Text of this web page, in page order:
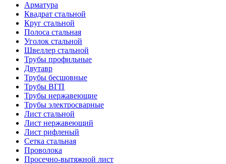
Арматура
Квадрат стальной
Круг стальной
Полоса стальная
Уголок стальной
Швеллер стальной
Трубы профильные
Двутавр
Трубы бесшовные
Трубы ВГП
Трубы нержавеющие
Трубы электросварные
Лист стальной
Лист нержавеющий
Лист рифленый
Сетка стальная
Проволока
Просечно-вытяжной лист